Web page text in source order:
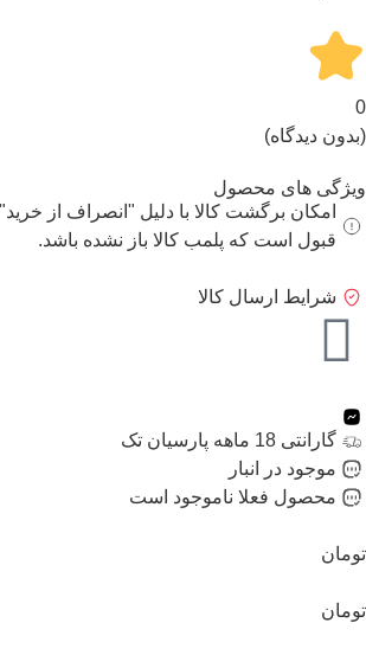
0
(بدون دیدگاه)
ویژگی های محصول
امکان برگشت کالا با دلیل "انصراف از
قبول است که پلمب کالا باز نشده باشد.
شرایط ارسال کالا
گارانتی 18 ماهه پارسیان تک
موجود در انبار
محصول فعلا ناموجود است
تومان
تومان